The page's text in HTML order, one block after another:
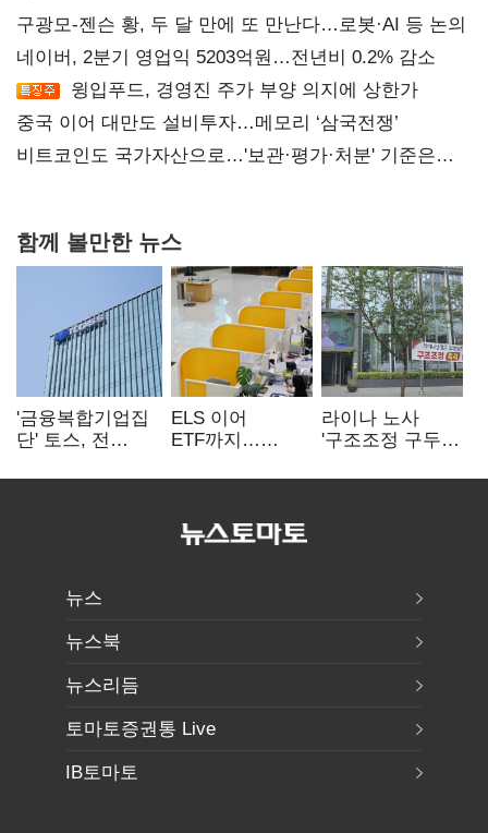
구광모-젠슨 황, 두 달 만에 또 만난다…로봇·AI 등 논의
네이버, 2분기 영업익 5203억원…전년비 0.2% 감소
윙입푸드, 경영진 주가 부양 의지에 상한가
중국 이어 대만도 설비투자…메모리 ‘삼국전쟁’
비트코인도 국가자산으로…'보관·평가·처분' 기준은
함께 볼만한 뉴스
'금융복합기업집
단' 토스, 전
표준화
ELS 이어
ETF까지…
제동 걸린 은행
라이나 노사
'구조조정 구두
뉴스
뉴스북
뉴스리듬
토마토증권통 Live
IB토마토